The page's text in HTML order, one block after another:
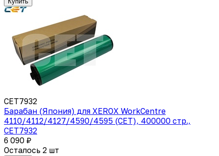
CET7932
Барабан (Япония) для XEROX WorkCentre
4110/4112/4127/4590/4595 (CET), 400000 стр.,
CET7932
6 090 ₽
Осталось 2 шт